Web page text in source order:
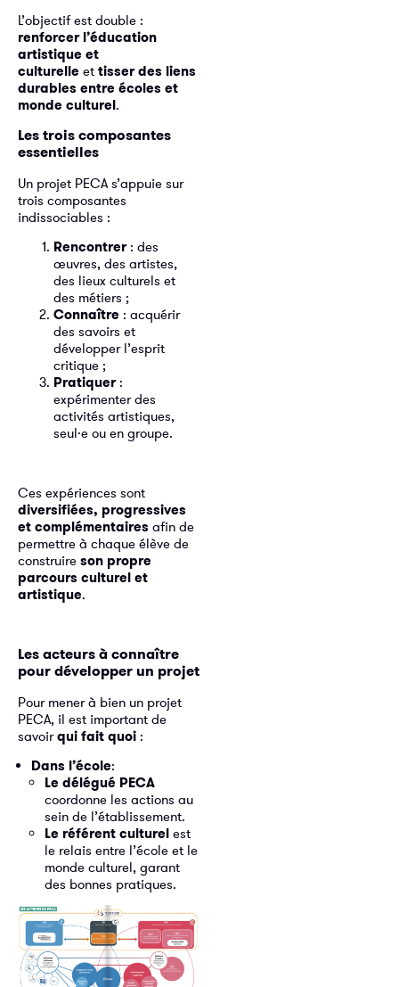
L’objectif est double :
renforcer l’éducation
artistique et
culturelle et tisser des liens
durables entre écoles et
monde culturel.
Les trois composantes
essentielles
Un projet PECA s’appuie sur
trois composantes
indissociables :
Rencontrer: des
œuvres, des artistes,
des lieux culturels et
des métiers ;
Connaître : acquérir
des savoirs et
développer l’esprit
critique ;
Pratiquer:
expérimenter des
activités artistiques,
seul·e ou en groupe.
Ces expériences sont
diversifiées, progressives
et complémentaires afin de
permettre à chaque élève de
construire son propre
parcours culturel et
artistique.
Les acteurs à connaître
pour développer un projet
Pour mener à bien un projet
PECA, il est important de
savoirqui fait quoi :
Dans l’école:
Le délégué PECA
coordonne les actions au
sein de l’établissement.
Le référent culturel est
le relais entre l’école et le
monde culturel, garant
des bonnes pratiques.